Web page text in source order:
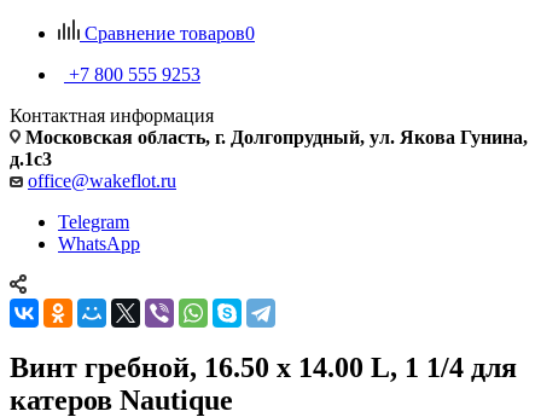
Сравнение товаров0
+7 800 555 9253
Контактная информация
Московская область, г. Долгопрудный, ул. Якова Гунина,
д.1с3
office@wakeflot.ru
Telegram
WhatsApp
Винт гребной, 16.50 x 14.00 L, 1 1/4 для
катеров Nautique